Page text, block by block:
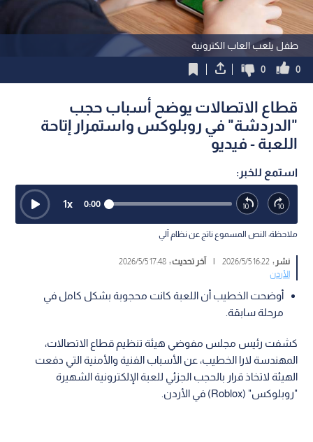
طفل يلعب العاب الكترونية
0
0
قطاع الاتصالات يوضح أسباب حجب
"الدردشة" في روبلوكس واستمرار إتاحة
اللعبة - فيديو
استمع للخبر:
0:00
1x
ملاحظة: النص المسموع ناتج عن نظام آلي
نشر :16:22 2026/5/5
| آخر تحديث :17:48 2026/5/5
الأردن
أوضحت الخطيب أن اللعبة كانت محجوبة بشكل كامل في
مرحلة سابقة.
كشفت رئيس مجلس مفوضي هيئة تنظيم قطاع الاتصالات،
المهندسة لارا الخطيب، عن الأسباب الفنية والأمنية التي دفعت
الهيئة لاتخاذ قرار بالحجب الجزئي للعبة الإلكترونية الشهيرة
"روبلوكس" (Roblox) في الأردن.